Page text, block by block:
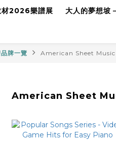
材2026樂譜展 大人的夢想坡
牌一覽 American Sheet Music
American Sheet